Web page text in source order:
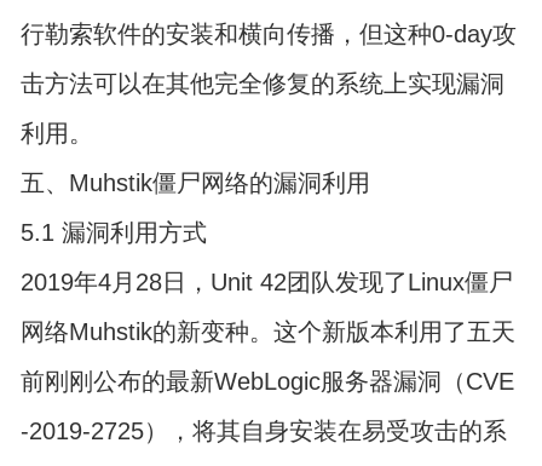
行勒索软件的安装和横向传播，但这种0-day攻
击方法可以在其他完全修复的系统上实现漏洞
利用。
五、Muhstik僵尸网络的漏洞利用
5.1 漏洞利用方式
2019年4月28日，Unit 42团队发现了Linux僵尸
网络Muhstik的新变种。这个新版本利用了五天
前刚刚公布的最新WebLogic服务器漏洞（CVE
-2019-2725），将其自身安装在易受攻击的系